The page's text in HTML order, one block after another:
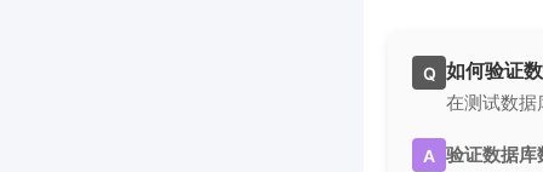
Q 如何验证
在测试数据
A 验证数据库